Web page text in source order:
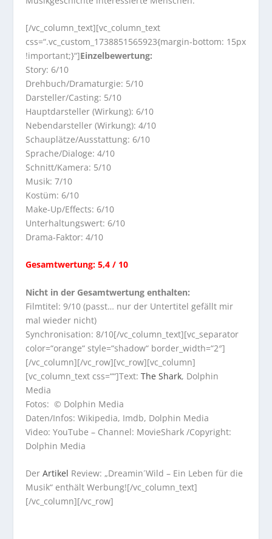
[/vc_column_text][vc_column_text
css=“.vc_custom_1738851565923{margin-bottom: 15px
!important;}“]Einzelbewertung:
Story: 6/10
Drehbuch/Dramaturgie: 5/10
Darsteller/Casting: 5/10
Hauptdarsteller (Wirkung): 6/10
Nebendarsteller (Wirkung): 4/10
Schauplätze/Ausstattung: 6/10
Sprache/Dialoge: 4/10
Schnitt/Kamera: 5/10
Musik: 7/10
Kostüm: 6/10
Make-Up/Effects: 6/10
Unterhaltungswert: 6/10
Drama-Faktor: 4/10
Gesamtwertung: 5,4 / 10
Nicht in der Gesamtwertung enthalten:
Filmtitel: 9/10 (passt… nur der Untertitel gefällt mir
mal wieder nicht)
Synchronisation: 8/10[/vc_column_text][vc_separator
color=“orange“ style=“shadow“ border_width=“2″]
[/vc_column][/vc_row][vc_row][vc_column]
[vc_column_text css=““]Text:The Shark, Dolphin
Media
Fotos: © Dolphin Media
Daten/Infos: Wikipedia, Imdb, Dolphin Media
Video: YouTube – Channel: MovieShark /Copyright:
Dolphin Media
DerArtikel Review: „Dreamin´Wild – Ein Leben für die
Musik“ enthält Werbung![/vc_column_text]
[/vc_column][/vc_row]